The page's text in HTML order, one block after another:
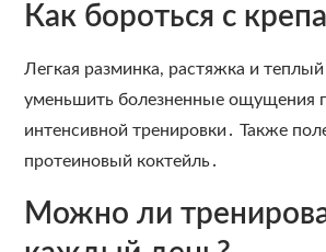
Как бороться с
Легкая разминка, растяжка и
уменьшить болезненные ощущения
интенсивной тренировки․ Также
протеиновый коктейль․
Можно ли